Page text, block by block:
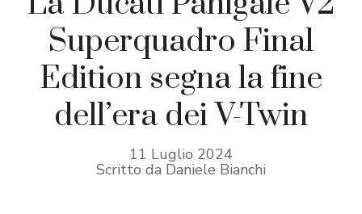
Superquadro Final
Edition segna la fine
dell’era dei V-Twin
11 Luglio 2024
Scritto da Daniele Bianchi